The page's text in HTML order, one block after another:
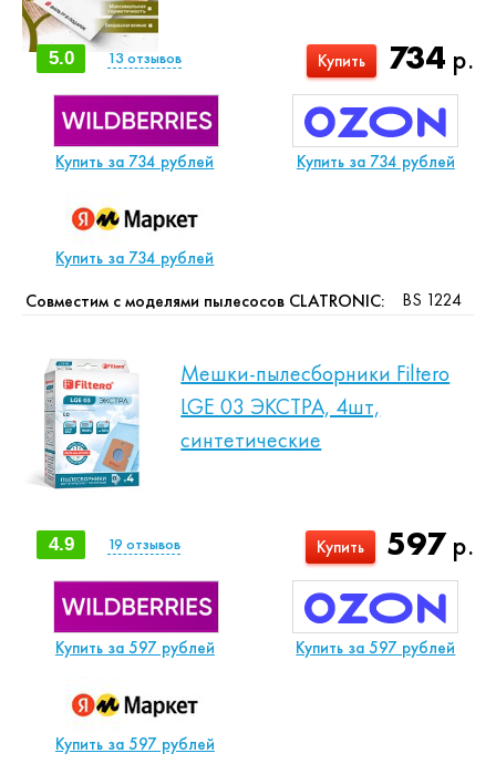
734 р.
Купить
5.0 13 отзывов
Купить за 734 рублей Купить за 734 рублей
Купить за 734 рублей
Совместим с моделями пылесосов CLATRONIC: BS 1224
Мешки-пылесборники Filtero
LGE 03 ЭКСТРА, 4шт,
синтетические
597р.
Купить
4.9 19 отзывов
Купить за 597 рублей Купить за 597 рублей
Купить за 597 рублей